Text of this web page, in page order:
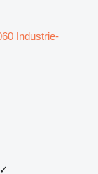
Industrie-
✓